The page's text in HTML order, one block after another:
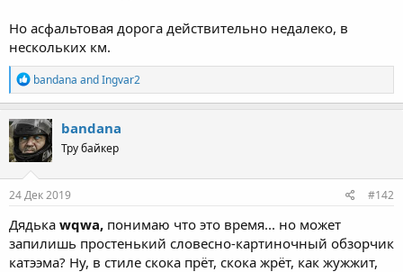
Но асфальтовая дорога действительно недалеко, в
нескольких км.
R
e
a
c
t
i
o
n
s
bandana andIngvar2
bandana
Тру байкер
24 Дек 2019 #142
Дядька wqwa, понимаю что это время... но может
запилишь простенький словесно-картиночный обзорчик
катээма? Ну, в стиле скока прёт, скока жрёт, как жужжит,